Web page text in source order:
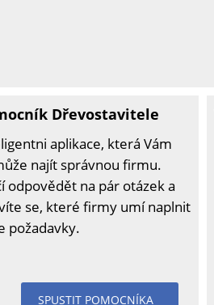
Dřevostavitele
aplikace, která Vám
najít správnou firmu.
odpovědět na pár otázek a
se, které firmy umí naplnit
požadavky.
SPUSTIT POMOCNÍKA